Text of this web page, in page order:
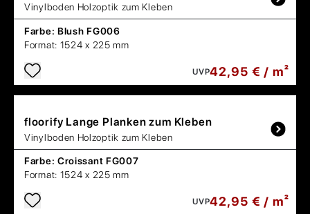
Vinylboden Holzoptik zum Kleben
Farbe: Blush FG006
Format: 1524 x 225 mm
UVP42,95 € / m²
floorify Lange Planken zum Kleben
Vinylboden Holzoptik zum Kleben
Farbe: Croissant FG007
Format: 1524 x 225 mm
UVP42,95 € / m²